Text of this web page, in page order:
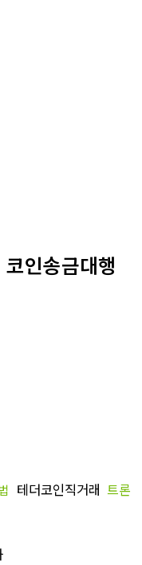
인송금대행
테더코인직거래 트론